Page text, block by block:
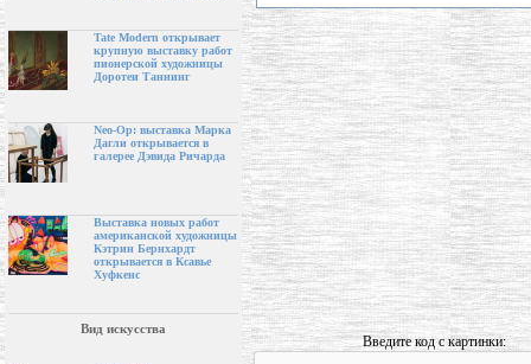
Tate Modern открывает
крупную выставку работ
пионерской художницы
Доротеи Таннинг
Neo-Op: выставка Марка
Дагли открывается в
галерее Дэвида Ричарда
Выставка новых работ
американской художницы
Кэтрин Бернхардт
открывается в Ксавье
Хуфкенс
Вид искусства
Введите код с картинки: